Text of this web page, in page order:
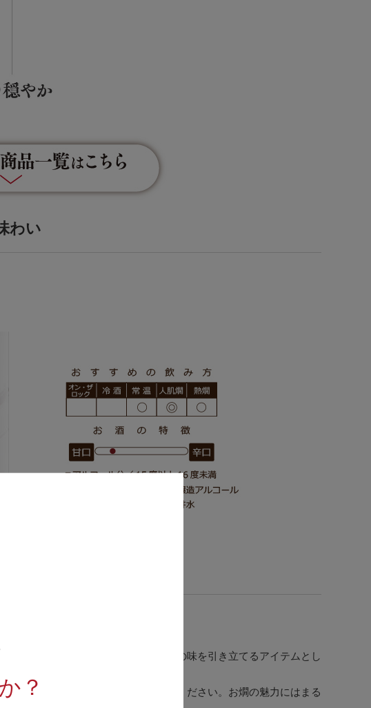
わい
す。
ャンプ」などシーンは様々。お料理の味を引き立てるアイテムとし
漬けて、簡単に燗酒を楽しんでみてください。お燗の魅力にはまる
？